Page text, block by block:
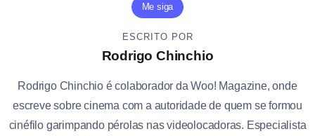
Me siga
ESCRITO POR
Rodrigo Chinchio
Rodrigo Chinchio é colaborador da Woo! Magazine, onde
escreve sobre cinema com a autoridade de quem se formou
cinéfilo garimpando pérolas nas videolocadoras. Especialista